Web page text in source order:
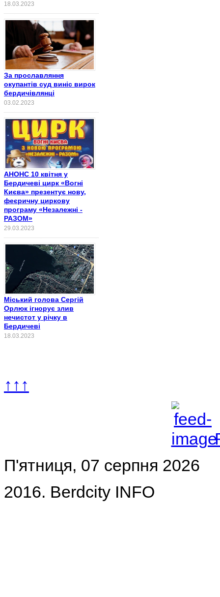
18.03.2023
За прославляння
окупантів суд виніс вирок
бердичівлянці
03.02.2023
АНОНС 10 квітня у
Бердичеві цирк «Вогні
Києва» презентує нову,
феєричну циркову
програму «Незалежні -
РАЗОМ»
29.03.2023
Міський голова Сергій
Орлюк ігнорує злив
нечистот у річку в
Бердичеві
18.03.2023
↑↑↑
П'ятниця, 07 серпня 2026
2016. Berdcity INFO